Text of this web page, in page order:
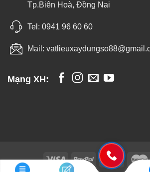
Tp.Biên Hoà, Đồng Nai
Tel: 0941 96 60 60
Mail:
Mạng XH: